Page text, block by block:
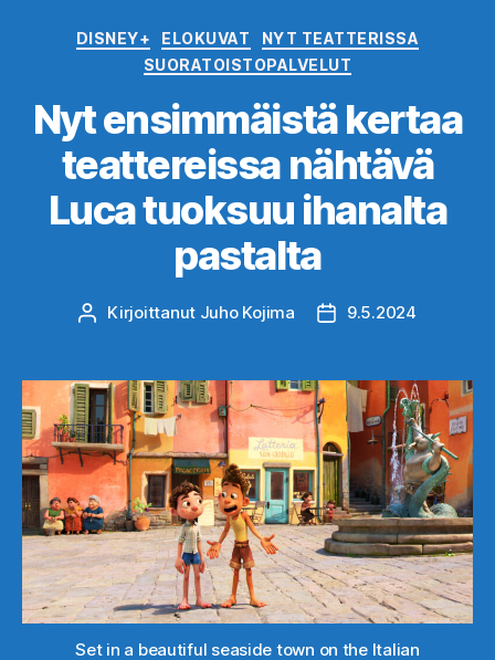
Kategoriat
DISNEY+ ELOKUVAT
NYT TEATTERISSA
SUORATOISTOPALVELUT
Nyt ensimmäistä kertaa
teattereissa nähtävä
Luca tuoksuu ihanalta
pastalta
Kirjoittaja
Kirjoittanut Juho Kojima Julkaisupäivämäärä
9.5.2024
Set in a beautiful seaside town on the Italian